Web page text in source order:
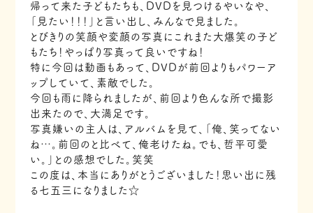
帰って来た子どもたちも、DVDを見つけるやいなや、
「見たい！！！」と言い出し、みんなで見ました。
とびきりの笑顔や変顔の写真にこれまた大爆笑の子ど
もたち！やっぱり写真って良いですね！
特に今回は動画もあって、DVDが前回よりもパワーア
ップしていて、素敵でした。
今回も雨に降られましたが、前回より色んな所で撮影
出来たので、大満足です。
写真嫌いの主人は、アルバムを見て、「俺、笑ってない
ね…。前回のと比べて、俺老けたね。でも、哲平可愛
い。」との感想でした。笑笑
この度は、本当にありがとうございました！思い出に残
る七五三になりました☆